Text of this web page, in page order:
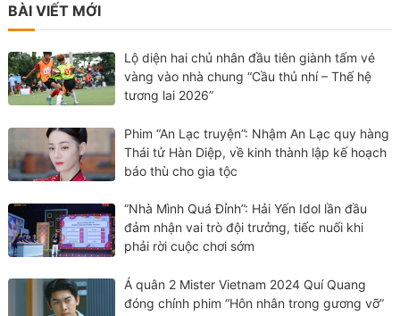
BÀI VIẾT MỚI
Lộ diện hai chủ nhân đầu tiên giành tấm vé
vàng vào nhà chung “Cầu thủ nhí – Thế hệ
tương lai 2026”
Phim “An Lạc truyện”: Nhậm An Lạc quy hàng
Thái tử Hàn Diệp, về kinh thành lập kế hoạch
báo thù cho gia tộc
“Nhà Mình Quá Đỉnh”: Hải Yến Idol lần đầu
đảm nhận vai trò đội trưởng, tiếc nuối khi
phải rời cuộc chơi sớm
Á quân 2 Mister Vietnam 2024 Quí Quang
đóng chính phim “Hôn nhân trong gương vỡ”